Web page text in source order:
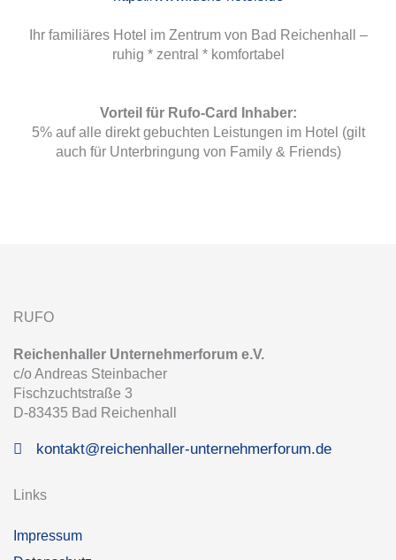
Ihr familiäres Hotel im Zentrum von Bad Reichenhall –
ruhig * zentral * komfortabel
Vorteil für Rufo-Card Inhaber:
5% auf alle direkt gebuchten Leistungen im Hotel (gilt
auch für Unterbringung von Family & Friends)
RUFO
Reichenhaller Unternehmerforum e.V.
c/o Andreas Steinbacher
Fischzuchtstraße 3
D-83435 Bad Reichenhall
kontakt@reichenhaller-unternehmerforum.de
Links
Impressum